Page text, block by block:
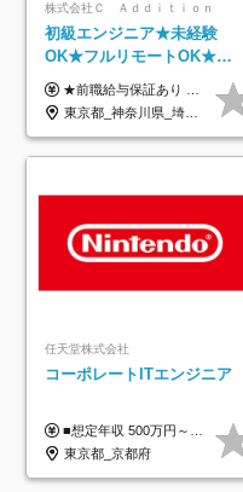
株式会社Ｃ Ａｄｄｉｔｉｏｎ
初級エンジニア★未経験
OK★フルリモートOK★月
給32万円～★残業月10h＆
年休120日以上★副業可
★前職給与保証あり ★月給32万円以上＋インセンティブあり 月給32万円以上＋インセンティブ＋各種手当 ※上記には固定残業代（月30時間・44,400円～）を含みます ※超過分は別途支給します ※試用期間はございません ★＼成果＝あなたの収入／★ 【1】案件単価ー8万円＝あなたの給与 参画したプロジェクトの案件単価から 一律8万円引いた金額があなたの給与です！ （月給例） ■1人称での構築・小規模な詳細設計 案件単価55万円ー8万円＝月給47万円（還元率85.5%） ■大型案件の設計・構築やプロジェクト管理 案件単価90万円ー8万円＝月給82万円（還元率91.1%） ‥‥‥‥‥‥‥‥‥‥‥‥‥‥‥‥‥‥ 【2】月給の他にも豊富なインセンティブあり 全員が月3～13万円のインセンティブをゲットしています！ ≪インセンティブ制度≫ 稼働している現場で増員・交代が発生し、 当社の人員を配属が決定した際に支給。 ◇C Addition正社員が参画 ：実粗利の10%／毎月 ◇協力会社所属の社員が参画：実粗利の30%／毎月 ≪リファラル制度≫ あなたの知り合いが当社のメンバーになった際に、 毎月1人あたり2万円支給します◎ ‥‥‥‥‥‥‥‥‥‥‥‥‥‥‥‥‥‥
東京都_神奈川県_埼玉県_千葉県_大阪府_愛知県_北海道_青森県_岩手県_宮城県_秋田県_山形県_福島県_茨城県_栃木県_群馬県_新潟県_山梨県_長野県_富山県_石川県_福井県_静岡県_岐阜県_三重県_兵庫県_京都府_滋賀県_奈良県_和歌山県_広島県_岡山県_鳥取県_島根県_山口県_徳島県_香川県_愛媛県_高知県_福岡県_熊本県_佐賀県_長崎県_大分県_宮崎県_鹿児島県_沖縄県
任天堂株式会社
コーポレートITエンジニア
■想定年収 500万円～900万円 月給制 月給278,000円～ ※残業が発生した場合、残業代を別途全額支給します ※試用期間2ヶ月あり(待遇や給与に差異はありません)
東京都_京都府